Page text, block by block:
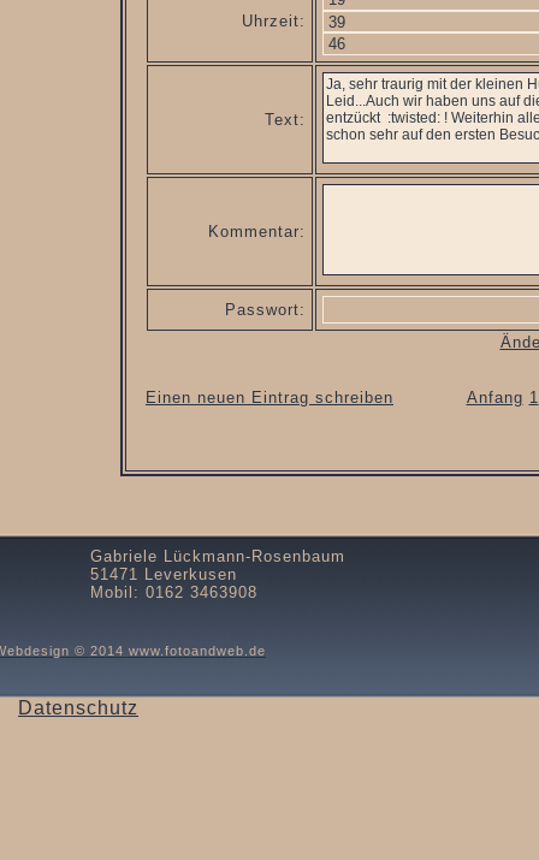
Uhrzeit:
Text:
Kommentar:
Passwort:
Einen neuen Eintrag schreiben Anfang 1
Gabriele Lückmann-Rosenbaum
51471 Leverkusen
Mobil: 0162 3463908
© 2014 www.fotoandweb.de
Datenschutz